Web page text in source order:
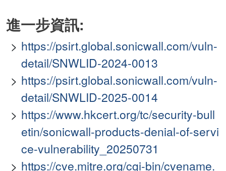
進一步資訊:
https://psirt.global.sonicwall.com/vuln-
detail/SNWLID-2024-0013
https://psirt.global.sonicwall.com/vuln-
detail/SNWLID-2025-0014
https://www.hkcert.org/tc/security-bull
etin/sonicwall-products-denial-of-servi
ce-vulnerability_20250731
https://cve.mitre.org/cgi-bin/cvename.